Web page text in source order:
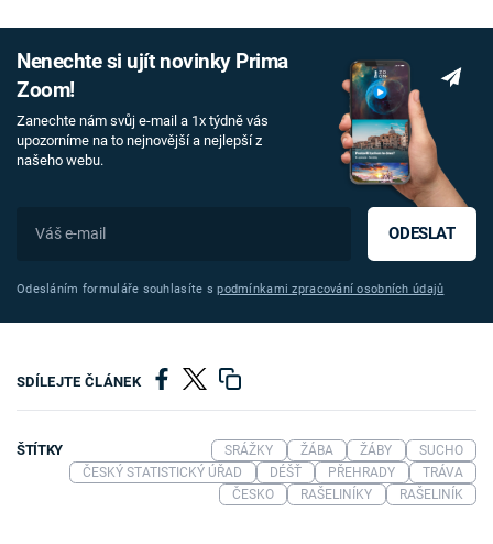
Nenechte si ujít novinky Prima
Zoom!
Zanechte nám svůj e-mail a 1x týdně vás
upozorníme na to nejnovější a nejlepší z
našeho webu.
ODESLAT
Odesláním formuláře souhlasíte spodmínkami zpracování osobních údajů
SDÍLEJTE ČLÁNEK
ŠTÍTKY SRÁŽKY ŽÁBA ŽÁBY
SUCHO
ČESKÝ STATISTICKÝ ÚŘAD
DÉŠŤ PŘEHRADY
TRÁVA
ČESKO
RAŠELINÍKY RAŠELINÍK